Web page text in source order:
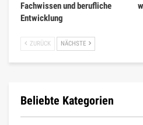
Fachwissen und berufliche
Entwicklung
ZURÜCK NÄCHSTE
Beliebte Kategorien